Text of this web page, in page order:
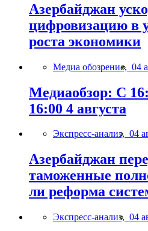
Азербайджан
цифровизацию в
роста экономики
Медиа обозрение, 04
Медиаобзор: С
16:00 4 августа
Экспресс-анализ, 04
Азербайджан
таможенные
ли реформа
Экспресс-анализ, 04